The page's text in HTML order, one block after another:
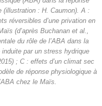
(illustration : H. Caumon). A :
réversibles d’une privation en
(d’après Buchanan et al.,
du rôle de l’ABA dans la
par un stress hydrique
; C : effets d’un climat sec
de réponse physiologique à
chez le Maïs.